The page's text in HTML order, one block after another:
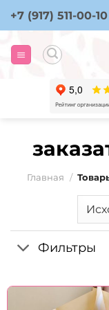
Skip
content
+7 (917) 511-00-10
Главная /
Фильтры